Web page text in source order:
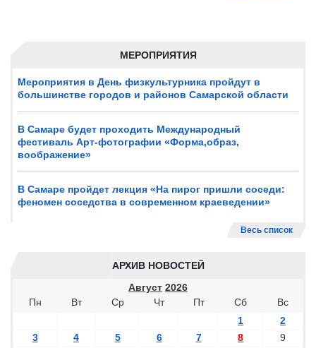
МЕРОПРИЯТИЯ
Мероприятия в День физкультурника пройдут в
большинстве городов и районов Самарской области
В Самаре будет проходить Международный
фестиваль Арт-фотографии «Форма,образ,
воображение»
В Самаре пройдет лекция «На пирог пришли соседи:
феномен соседства в современном краеведении»
Весь список
АРХИВ НОВОСТЕЙ
Август 2026
Пн
Вт Ср Чт Пт Сб
Вс
1
2
3
4 5 6 7 8
9